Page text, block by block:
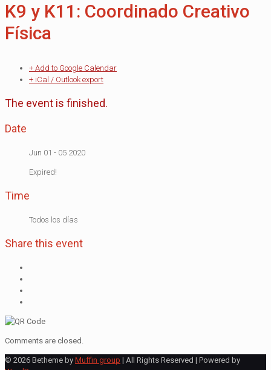
K9 y K11: Coordinado Creativo
Física
+ Add to Google Calendar
+ iCal / Outlook export
The event is finished.
Date
Jun 01 - 05 2020
Expired!
Time
Todos los días
Share this event
Comments are closed.
© 2026 Betheme by Muffin group | All Rights Reserved | Powered by